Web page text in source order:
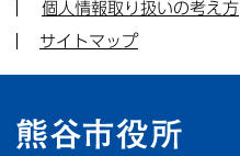
個人情報取り扱いの考え方
サイトマップ